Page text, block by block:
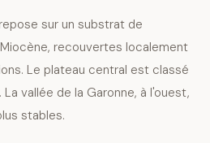
sur un substrat de
recouvertes localement
Le plateau central est classé
vallée de la Garonne, à l'ouest,
stables.